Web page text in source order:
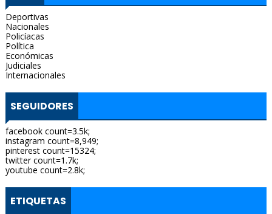
Deportivas
Nacionales
Policíacas
Política
Económicas
Judiciales
Internacionales
SEGUIDORES
facebook count=3.5k;
instagram count=8,949;
pinterest count=15324;
twitter count=1.7k;
youtube count=2.8k;
ETIQUETAS